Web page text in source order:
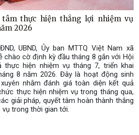
tâm thực hiện thắng lợi nhiệm vụ
2026
UBND, Ủy ban MTTQ Việt Nam xã
chào cờ định kỳ đầu tháng 8 gắn với Hội
thực hiện nhiệm vụ tháng 7, triển khai
8 năm 2026. Đây là hoạt động sinh
nhằm đánh giá toàn diện kết quả
thực hiện nhiệm vụ trong tháng qua,
giải pháp, quyết tâm hoàn thành thắng
trong thời gian tới.